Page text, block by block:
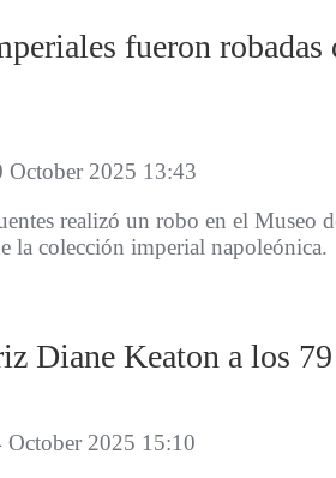
fueron robadas
2025 13:43
realizó un robo en el Museo
la colección imperial napoleónica.
Diane Keaton a los 79
October 2025 15:10